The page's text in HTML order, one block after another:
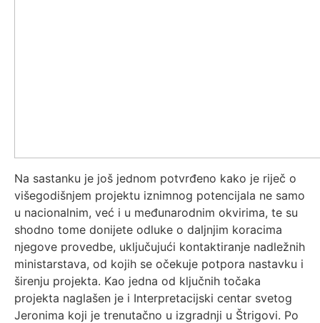
Na sastanku je još jednom potvrđeno kako je riječ o
višegodišnjem projektu iznimnog potencijala ne samo
u nacionalnim, već i u međunarodnim okvirima, te su
shodno tome donijete odluke o daljnjim koracima
njegove provedbe, uključujući kontaktiranje nadležnih
ministarstava, od kojih se očekuje potpora nastavku i
širenju projekta. Kao jedna od ključnih točaka
projekta naglašen je i Interpretacijski centar svetog
Jeronima koji je trenutačno u izgradnji u Štrigovi. Po